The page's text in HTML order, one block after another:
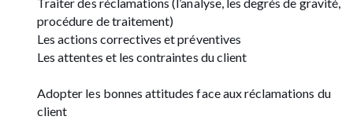
procédure de traitement)
Les actions correctives et préventives
Les attentes et les contraintes du client
Adopter les bonnes attitudes face aux réclamations du
client